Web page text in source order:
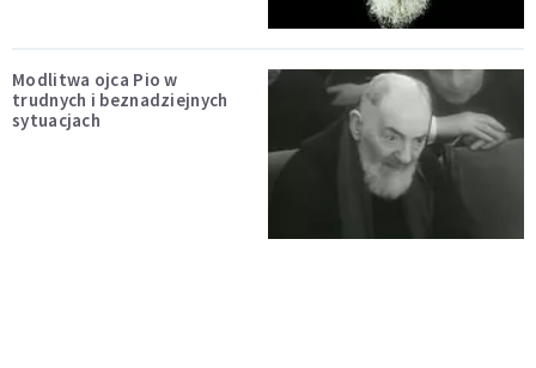
Modlitwa ojca Pio w
trudnych i beznadziejnych
sytuacjach